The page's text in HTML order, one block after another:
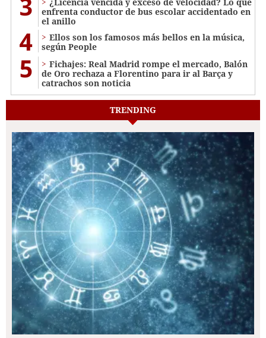
enfrenta conductor de bus escolar accidentado en
el anillo
4
Ellos son los famosos más bellos en la música,
según People
5
Fichajes: Real Madrid rompe el mercado, Balón
de Oro rechaza a Florentino para ir al Barça y
catrachos son noticia
TRENDING